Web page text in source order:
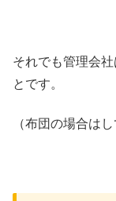
それでも管理会
とです。
（布団の場合は